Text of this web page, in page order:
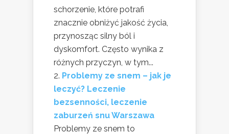
schorzenie, które potrafi
znacznie obniżyć jakość życia,
przynosząc silny ból i
dyskomfort. Często wynika z
różnych przyczyn, w tym...
Problemy ze snem – jak je
leczyć? Leczenie
bezsenności, leczenie
zaburzeń snu Warszawa
Problemy ze snem to